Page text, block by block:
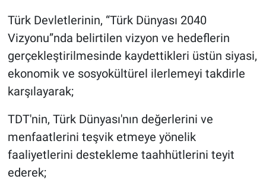
Türk Devletlerinin, “Türk Dünyası 2040
Vizyonu”nda belirtilen vizyon ve hedeflerin
gerçekleştirilmesinde kaydettikleri üstün siyasi,
ekonomik ve sosyokültürel ilerlemeyi takdirle
karşılayarak;
TDT'nin, Türk Dünyası'nın değerlerini ve
menfaatlerini teşvik etmeye yönelik
faaliyetlerini destekleme taahhütlerini teyit
ederek;